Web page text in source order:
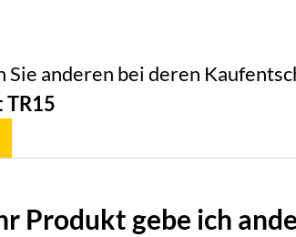
anderen bei deren
Produkt gebe ich